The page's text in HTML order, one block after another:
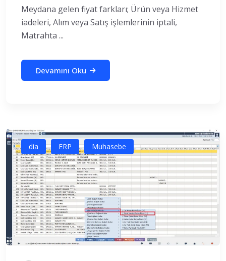
Meydana gelen fiyat farkları; Ürün veya Hizmet
iadeleri, Alım veya Satış işlemlerinin iptali,
Matrahta ...
Devamını Oku
dia ERP Muhasebe